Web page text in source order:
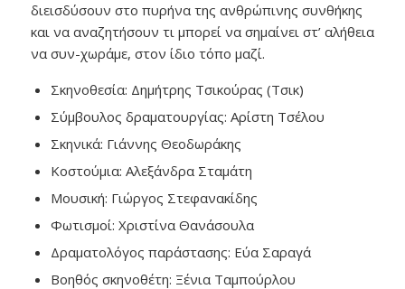
διεισδύσουν στο πυρήνα της ανθρώπινης συνθήκης
και να αναζητήσουν τι μπορεί να σημαίνει στ’ αλήθεια
να συν-χωράμε, στον ίδιο τόπο μαζί.
Σκηνοθεσία: Δημήτρης Τσικούρας (Τσικ)
Σύμβουλος δραματουργίας: Αρίστη Τσέλου
Σκηνικά: Γιάννης Θεοδωράκης
Κοστούμια: Αλεξάνδρα Σταμάτη
Μουσική: Γιώργος Στεφανακίδης
Φωτισμοί: Χριστίνα Θανάσουλα
Δραματολόγος παράστασης: Εύα Σαραγά
Βοηθός σκηνοθέτη: Ξένια Ταμπούρλου